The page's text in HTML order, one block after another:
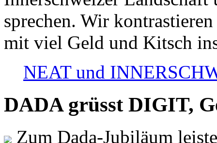
sprechen. Wir
mit viel Geld und Kitsch
NEAT und
DADA grüsst DIGIT,
Zum Dada-Jubiläum